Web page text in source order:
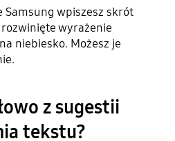
Samsung wpiszesz skrót
wyrażenie
niebiesko. Możesz je
z sugestii
tekstu?